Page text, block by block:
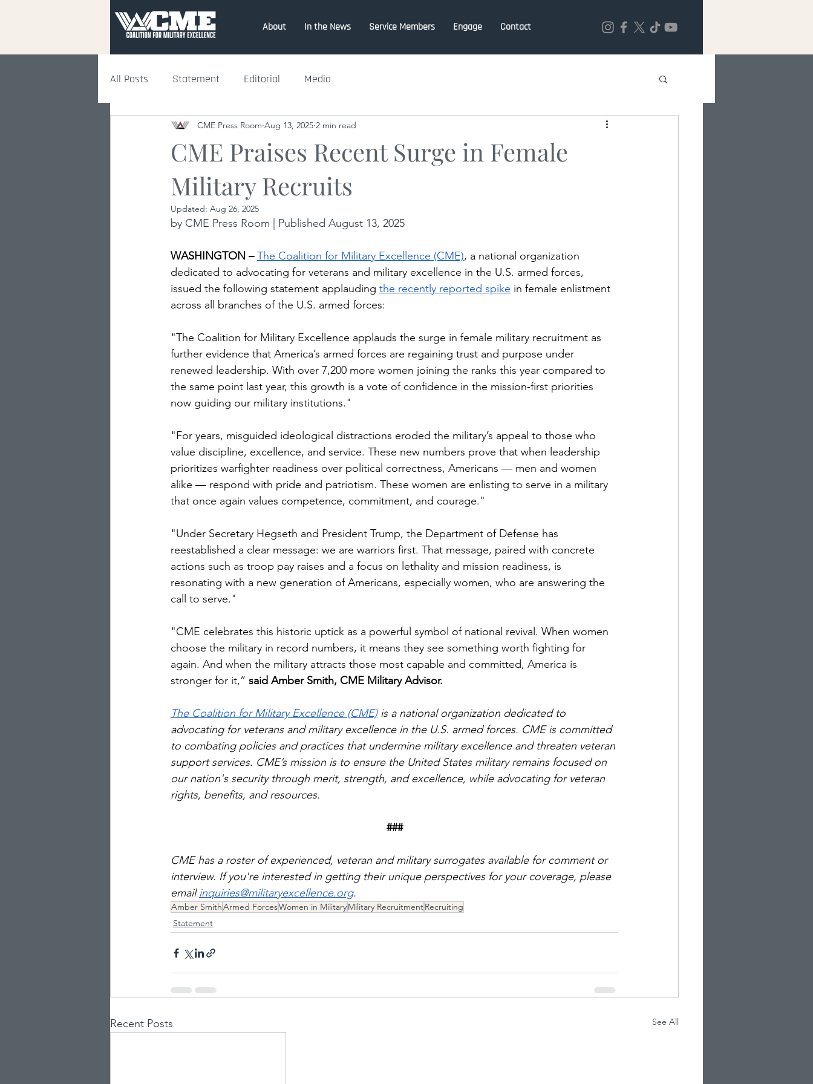
About In the News Service Members Engage Contact
All Posts Statement Editorial Media
CME Praises Recent Surge in Female
Military Recruits
CME Press Room Aug 13, 2025 2 min read
Updated: Aug 26, 2025
by CME Press Room | Published August 13, 2025
WASHINGTON – The Coalition for Military Excellence (CME), a national organization
dedicated to advocating for veterans and military excellence in the U.S. armed forces,
issued the following statement applauding the recently reported spike in female enlistment
across all branches of the U.S. armed forces:
"The Coalition for Military Excellence applauds the surge in female military recruitment as
further evidence that America’s armed forces are regaining trust and purpose under
renewed leadership. With over 7,200 more women joining the ranks this year compared to
the same point last year, this growth is a vote of confidence in the mission-first priorities
now guiding our military institutions."
"For years, misguided ideological distractions eroded the military’s appeal to those who
value discipline, excellence, and service. These new numbers prove that when leadership
prioritizes warfighter readiness over political correctness, Americans — men and women
alike — respond with pride and patriotism. These women are enlisting to serve in a military
that once again values competence, commitment, and courage."
"Under Secretary Hegseth and President Trump, the Department of Defense has
reestablished a clear message: we are warriors first. That message, paired with concrete
actions such as troop pay raises and a focus on lethality and mission readiness, is
resonating with a new generation of Americans, especially women, who are answering the
call to serve."
"CME celebrates this historic uptick as a powerful symbol of national revival. When women
choose the military in record numbers, it means they see something worth fighting for
again. And when the military attracts those most capable and committed, America is
stronger for it,” said Amber Smith, CME Military Advisor.
The Coalition for Military Excellence (CME) is a national organization dedicated to
advocating for veterans and military excellence in the U.S. armed forces. CME is committed
to combating policies and practices that undermine military excellence and threaten veteran
support services. CME’s mission is to ensure the United States military remains focused on
our nation's security through merit, strength, and excellence, while advocating for veteran
rights, benefits, and resources.
###
CME has a roster of experienced, veteran and military surrogates available for comment or
interview. If you're interested in getting their unique perspectives for your coverage, please
email inquiries@militaryexcellence.org.
Amber SmithArmed ForcesWomen in MilitaryMilitary RecruitmentRecruiting
Statement
Recent Posts See All